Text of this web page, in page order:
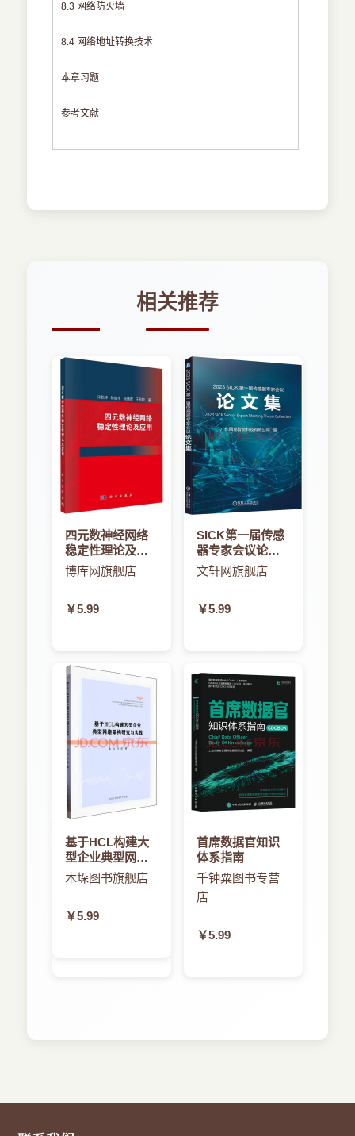
8.3 网络防火墙
8.4 网络地址转换技术
本章习题
参考文献
相关推荐
四元数神经网络
稳定性理论及应
用
博库网旗舰店
￥5.99
SICK第一届传感
器专家会议论文
集
文轩网旗舰店
￥5.99
基于HCL构建大
型企业典型网络
架构研究与实践
木垛图书旗舰店
￥5.99
首席数据官知识
体系指南
千钟粟图书专营
店
￥5.99